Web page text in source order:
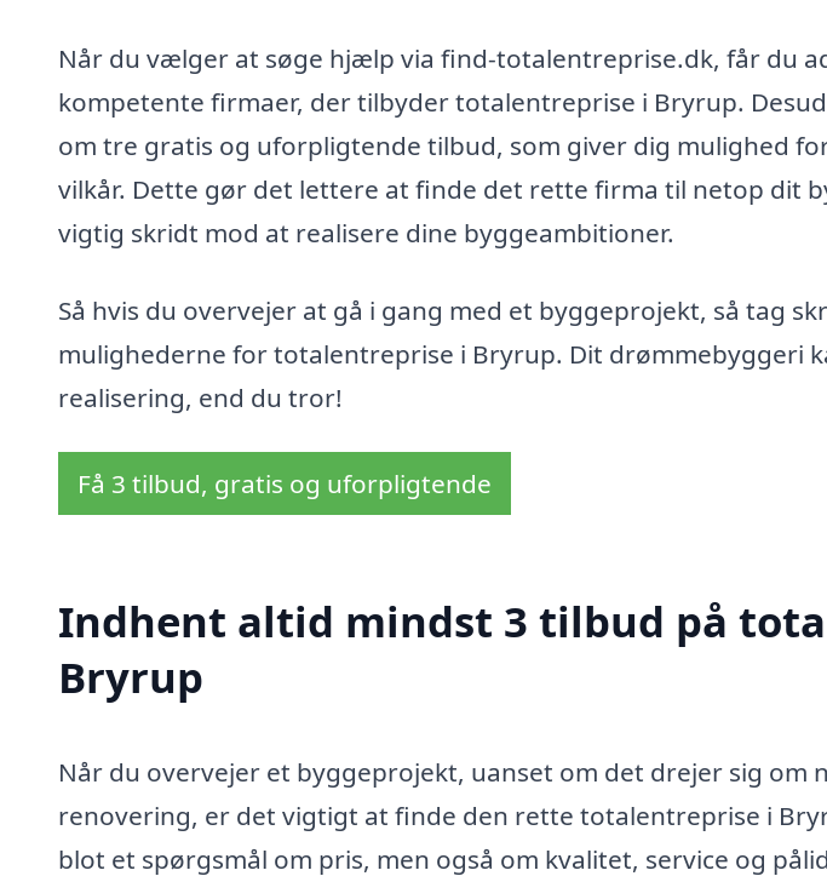
Når du vælger at søge hjælp via find-totalentreprise.dk, får du
kompetente firmaer, der tilbyder totalentreprise i Bryrup.
om tre gratis og uforpligtende tilbud, som giver dig mulighed
vilkår. Dette gør det lettere at finde det rette firma til netop dit
vigtig skridt mod at realisere dine byggeambitioner.
Så hvis du overvejer at gå i gang med et byggeprojekt, så tag
mulighederne for totalentreprise i Bryrup. Dit drømmebyggeri
realisering, end du tror!
Få 3 tilbud, gratis og uforpligtende
Indhent altid mindst 3 tilbud på
Bryrup
Når du overvejer et byggeprojekt, uanset om det drejer sig om
renovering, er det vigtigt at finde den rette totalentreprise i
blot et spørgsmål om pris, men også om kvalitet, service og